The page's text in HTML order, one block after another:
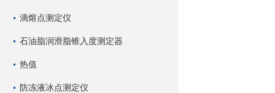
滴熔点测定仪
石油脂润滑脂锥入度测定器
热值
防冻液冰点测定仪